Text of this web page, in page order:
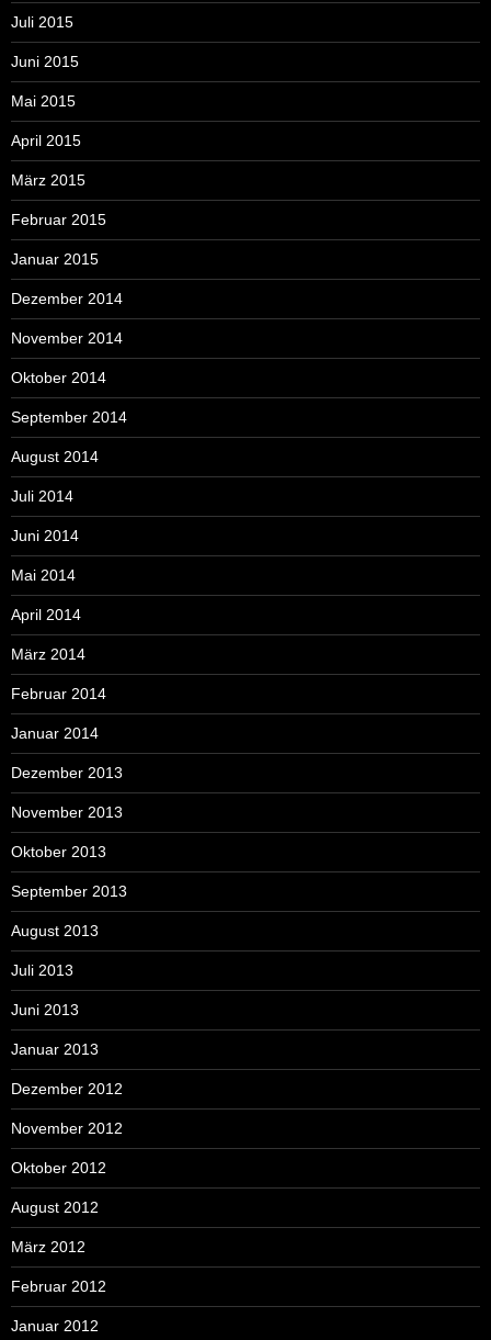
Juli 2015
Juni 2015
Mai 2015
April 2015
März 2015
Februar 2015
Januar 2015
Dezember 2014
November 2014
Oktober 2014
September 2014
August 2014
Juli 2014
Juni 2014
Mai 2014
April 2014
März 2014
Februar 2014
Januar 2014
Dezember 2013
November 2013
Oktober 2013
September 2013
August 2013
Juli 2013
Juni 2013
Januar 2013
Dezember 2012
November 2012
Oktober 2012
August 2012
März 2012
Februar 2012
Januar 2012